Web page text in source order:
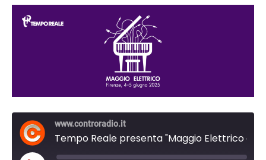
www.controradio.it